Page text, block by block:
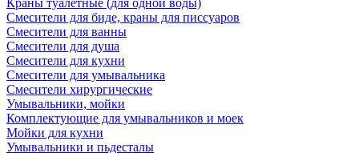
Краны туалетные (для одной воды)
Смесители для биде, краны для писсуаров
Смесители для ванны
Смесители для душа
Смесители для кухни
Смесители для умывальника
Смесители хирургические
Умывальники, мойки
Комплектующие для умывальников и моек
Мойки для кухни
Умывальники и пьдесталы